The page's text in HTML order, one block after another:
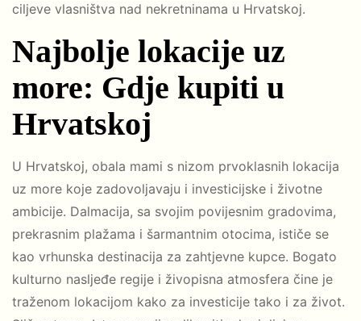
ciljeve vlasništva nad nekretninama u Hrvatskoj.
Najbolje lokacije uz
more: Gdje kupiti u
Hrvatskoj
U Hrvatskoj, obala mami s nizom prvoklasnih lokacija
uz more koje zadovoljavaju i investicijske i životne
ambicije. Dalmacija, sa svojim povijesnim gradovima,
prekrasnim plažama i šarmantnim otocima, ističe se
kao vrhunska destinacija za zahtjevne kupce. Bogato
kulturno nasljeđe regije i živopisna atmosfera čine je
traženom lokacijom kako za investicije tako i za život.